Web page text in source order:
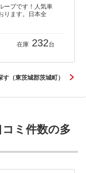
ープです！人気車
ります。日本全
在庫 232台
（東茨城郡茨城町）
ミ件数の多